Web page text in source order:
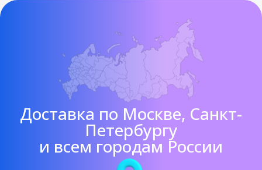
Доставка по Москве, Санкт-
Петербургу
и всем городам России